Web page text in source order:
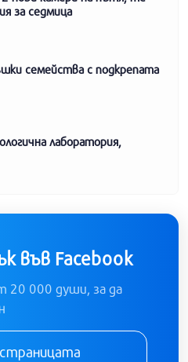
за седмица
семейства с подкрепата
лаборатория,
във Facebook
20 000 души, за да